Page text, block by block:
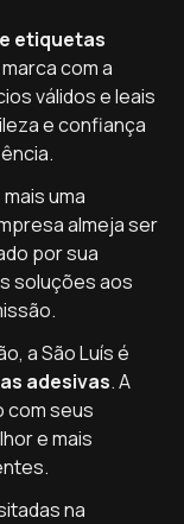
etiquetas
com a
válidos e leais
e confiança
uma
almeja ser
por sua
soluções aos
a São Luís é
adesivas. A
com seus
e mais
na